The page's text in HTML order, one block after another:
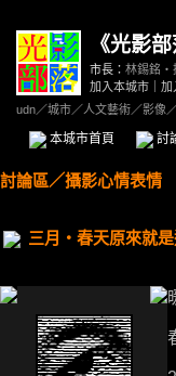
《光影
市長： 林錫銘‧
加入本城市
加
udn／城市／人文藝術／影像
本城市首頁 討
討論區／攝影心情表情
三月‧春天原來就是